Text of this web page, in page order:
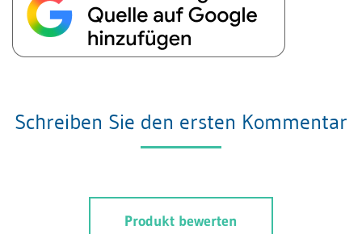
Schreiben Sie den ersten Kommentar
Produkt bewerten